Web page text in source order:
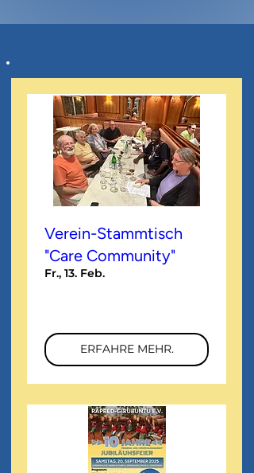
Verein-Stammtisch
"Care Community"
Fr., 13. Feb.
ERFAHRE MEHR.